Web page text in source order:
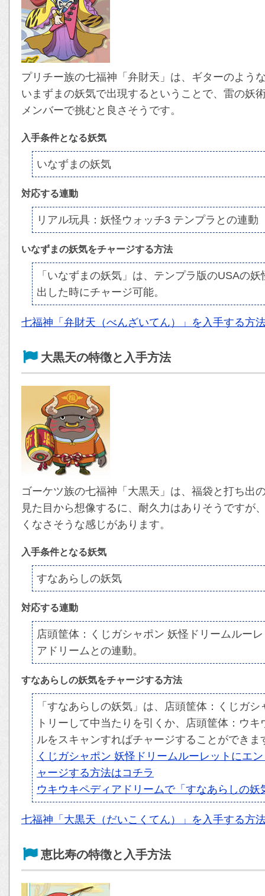
プリチー族の七福神「弁財天」は、ギターのよう
いまずまの妖気で出現するということで、雷の妖
メンバーで挑むと良さそうです。
入手条件となる妖気
いなずまの妖気
対応する連動
リアル玩具：妖怪ウォッチ3 テンプラとの連動
いなずまの妖気をチャージする方法
「いなずまの妖気」は、テンプラ版のUSAの
出した時にチャージ可能。
七福神「弁財天（べんざいてん）」を入手する方
大黒天の特徴と入手方法
ゴーケツ族の七福神「大黒天」は、福袋と打ち出
見た目から想像するに、耐久力はありそうですが
くなさそうな感じがあります。
入手条件となる妖気
すなあらしの妖気
対応する連動
店頭筐体：くじガシャポン 妖怪ドリームルー
アドリームとの連動。
すなあらしの妖気をチャージする方法
「すなあらしの妖気」は、店頭筐体：くじガ
トリーして中当たりを引くか、店頭筐体：ウ
ルをスキャンすればチャージすることができま
くじガシャポン 妖怪ドリームルーレットにエ
ャージする方法はコチラ
ウキウキペディアドリームで「すなあらしの
七福神「大黒天（だいこくてん）」を入手する方
恵比寿の特徴と入手方法